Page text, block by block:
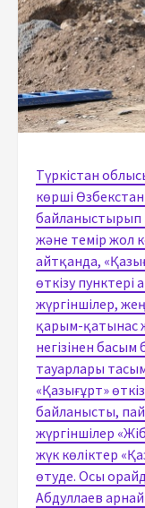
Түркістан
көрші
байланыстырып
және темір жол
айтқанда,
өткізу пунктері
жүргіншілер,
қарым-қатынас
негізінен
тауарлары
«Қазығұрт»
байланысты,
жүргіншілер
жүк көліктер
өтуде. Осы
Абдуллаев